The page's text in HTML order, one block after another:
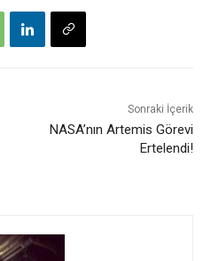
Sonraki İçerik
NASA’nın Artemis Görevi
Ertelendi!